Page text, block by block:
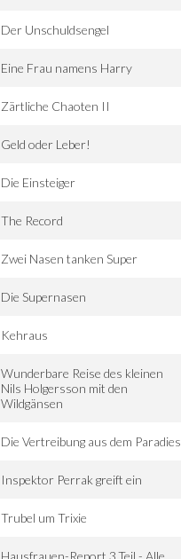
Der Unschuldsengel
Eine Frau namens Harry
Zärtliche Chaoten II
Geld oder Leber!
Die Einsteiger
The Record
Zwei Nasen tanken Super
Die Supernasen
Kehraus
Wunderbare Reise des kleinen
Nils Holgersson mit den
Wildgänsen
Die Vertreibung aus dem Paradies
Inspektor Perrak greift ein
Trubel um Trixie
Hausfrauen-Report 3.Teil - Alle